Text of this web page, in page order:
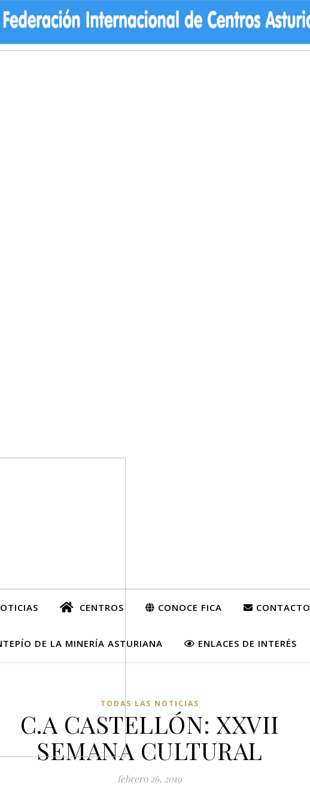
CENTROS CONOCE FICA CONTACTO
DE LA MINERÍA ASTURIANA ENLACES DE INTERÉS
TODAS LAS NOTICIAS
C.A CASTELLÓN: XXVII
SEMANA CULTURAL
febrero 26, 2019